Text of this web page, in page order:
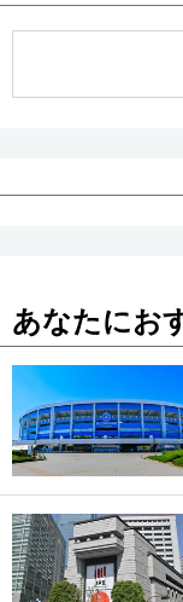
あなたにお